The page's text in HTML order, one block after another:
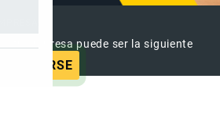
tu empresa puede ser la siguiente